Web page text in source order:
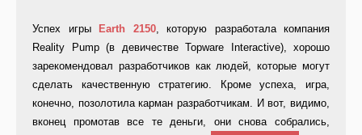
Успех игры Earth 2150, которую разработала компания
Reality Pump (в девичестве Topware Interactive), хорошо
зарекомендовал разработчиков как людей, которые могут
сделать качественную стратегию. Кроме успеха, игра,
конечно, позолотила карман разработчикам. И вот, видимо,
вконец промотав все те деньги, они снова собрались,